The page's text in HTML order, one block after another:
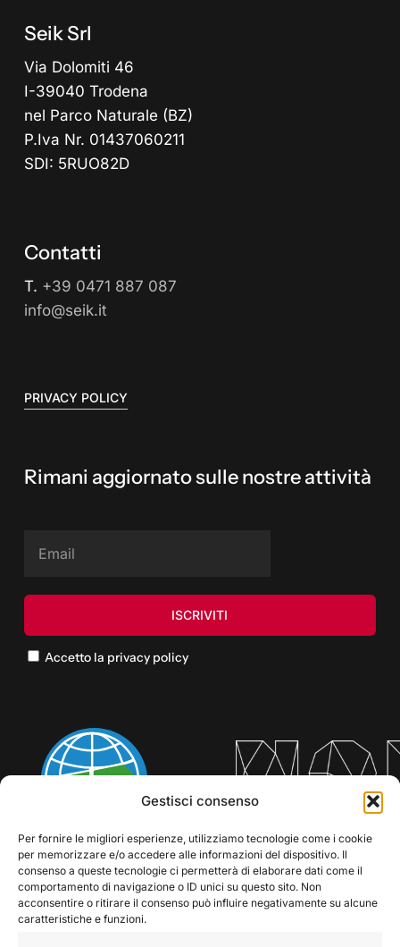
Gestisci consenso
Per fornire le migliori esperienze, utilizziamo tecnologie come i cookie
per memorizzare e/o accedere alle informazioni del dispositivo. Il
consenso a queste tecnologie ci permetterà di elaborare dati come il
comportamento di navigazione o ID unici su questo sito. Non
acconsentire o ritirare il consenso può influire negativamente su alcune
caratteristiche e funzioni.
Seik Srl
Via Dolomiti 46
I-39040 Trodena
nel Parco Naturale (BZ)
P.Iva Nr. 01437060211
SDI: 5RUO82D
Contatti
T. +39 0471 887 087
info@seik.it
PRIVACY POLICY
Rimani aggiornato sulle nostre attività
Accetto la privacy policy